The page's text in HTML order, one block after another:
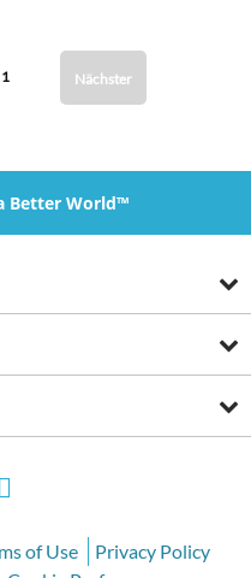
1 Nächster
Better World™
of Use
Privacy Policy